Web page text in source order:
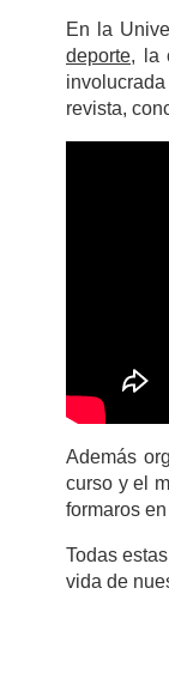
En la
deporte, la
revista,
Además
curso y el
formaros en
Todas
vida de